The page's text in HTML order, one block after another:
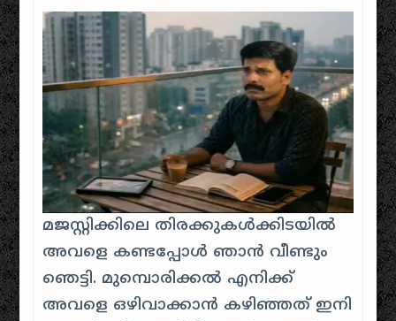
മജസ്റ്റിക്കിലെ തിരക്കുകൾക്കിടയിൽ
അവളെ കണ്ടപ്പോൾ ഞാൻ വീണ്ടും
ഞെട്ടി. മുമ്പൊരിക്കൽ എനിക്ക്
അവളെ ഒഴിവാക്കാൻ കഴിഞ്ഞത് ഇനി